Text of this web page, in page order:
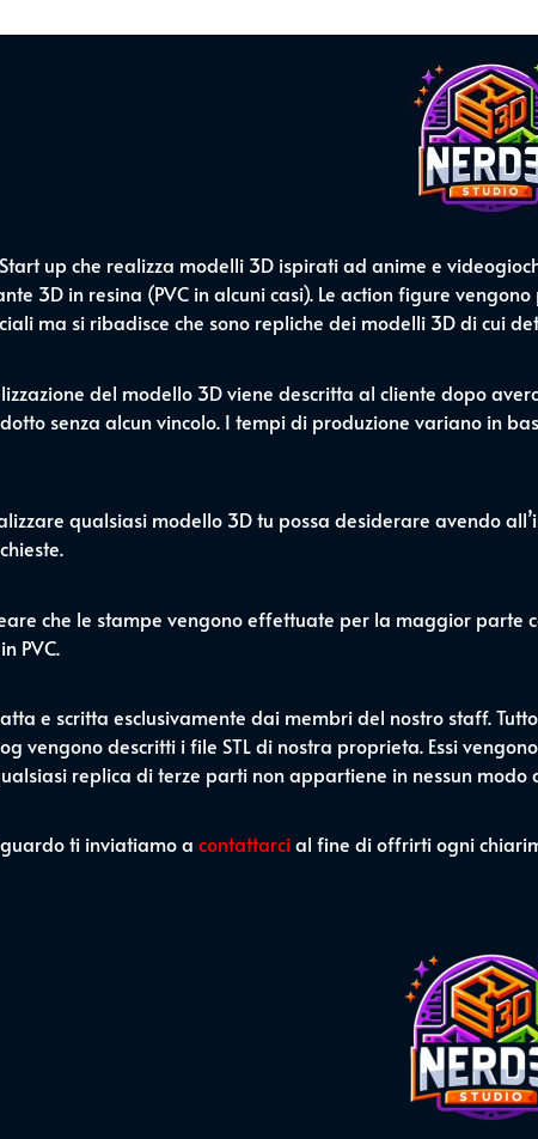
up che realizza modelli 3D ispirati ad anime e
3D in resina (PVC in alcuni casi). Le action figure
ma si ribadisce che sono repliche dei modelli 3D di cui
del modello 3D viene descritta al cliente dopo
senza alcun vincolo. I tempi di produzione variano in
qualsiasi modello 3D tu possa desiderare avendo
che le stampe vengono effettuate per la maggior
PVC.
e scritta esclusivamente dai membri del nostro staff.
vengono descritti i file STL di nostra proprieta. Essi
replica di terze parti non appartiene in nessun modo
ti inviatiamo a contattarcial fine di offrirti ogni